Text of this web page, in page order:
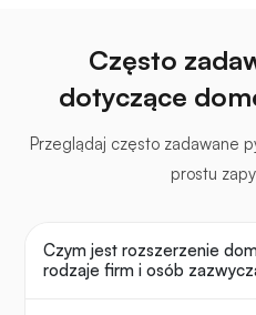
Często
dotyczące
Przeglądaj często zadawane
prostu
Czym jest rozszerzenie
rodzaje firm i osób